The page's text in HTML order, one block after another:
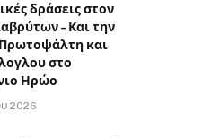
δράσεις στον
– Και την
και
στο
Ηρώο
2026